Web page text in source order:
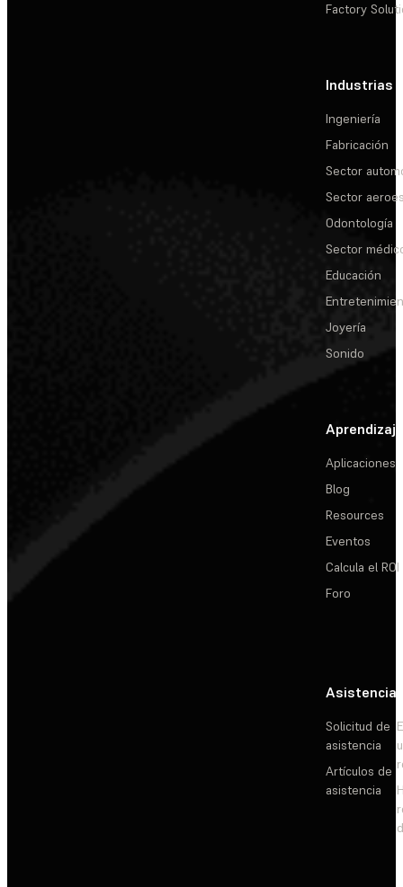
Factory
Industrias
Ingeniería
Fabricación
Sector
Sector
Odontología
Sector
Educación
Joyería
Sonido
Aprendizaje
Aplicaciones
Blog
Resources
Eventos
Calcula el ROI
Foro
Asistencia
Solicitud de
asistencia
Artículos de
asistencia